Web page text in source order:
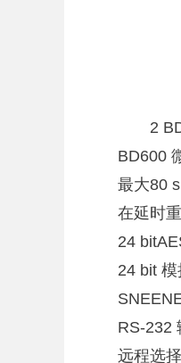
2
BD600
最大80
在延时
24
24 bit
RS-232
远程选